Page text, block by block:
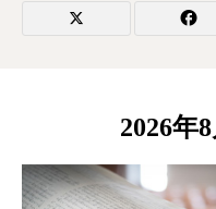
2026年